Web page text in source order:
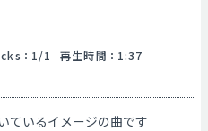
： 1/1 再生時間 ： 1:37
ているイメージの曲です